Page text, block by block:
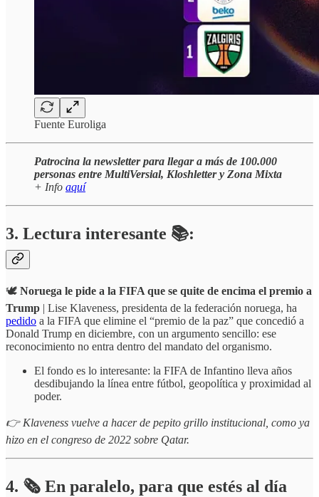
Fuente Euroliga
Patrocina la newsletter para llegar a más de 100.000
personas entre MultiVersial, Kloshletter y Zona Mixta
+ Info aquí
3. Lectura interesante 📚:
🕊️ Noruega le pide a la FIFA que se quite de encima el premio a
Trump | Lise Klaveness, presidenta de la federación noruega, ha
pedido a la FIFA que elimine el “premio de la paz” que concedió a
Donald Trump en diciembre, con un argumento sencillo: ese
reconocimiento no entra dentro del mandato del organismo.
El fondo es lo interesante: la FIFA de Infantino lleva años
desdibujando la línea entre fútbol, geopolítica y proximidad al
poder.
👉 Klaveness vuelve a hacer de pepito grillo institucional, como ya
hizo en el congreso de 2022 sobre Qatar.
4. 🗞️ En paralelo, para que estés al día